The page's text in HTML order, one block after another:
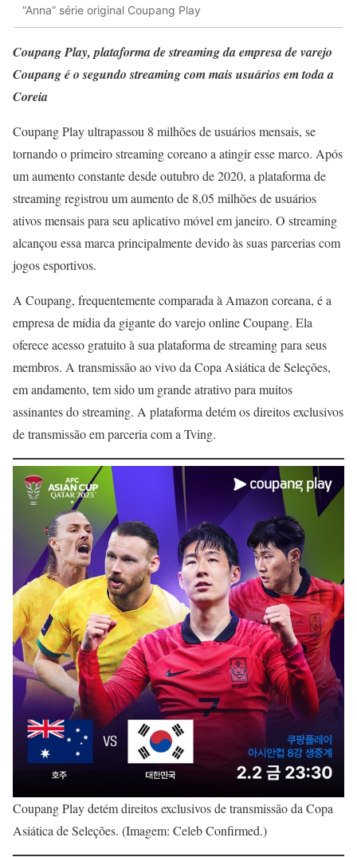
“Anna” série original Coupang Play
Coupang Play, plataforma de streaming da empresa de varejo
Coupang é o segundo streaming com mais usuários em toda a
Coreia
Coupang Play ultrapassou 8 milhões de usuários mensais, se
tornando o primeiro streaming coreano a atingir esse marco. Após
um aumento constante desde outubro de 2020, a plataforma de
streaming registrou um aumento de 8,05 milhões de usuários
ativos mensais para seu aplicativo móvel em janeiro. O streaming
alcançou essa marca principalmente devido às suas parcerias com
jogos esportivos.
A Coupang, frequentemente comparada à Amazon coreana, é a
empresa de mídia da gigante do varejo online Coupang. Ela
oferece acesso gratuito à sua plataforma de streaming para seus
membros. A transmissão ao vivo da Copa Asiática de Seleções,
em andamento, tem sido um grande atrativo para muitos
assinantes do streaming. A plataforma detém os direitos exclusivos
de transmissão em parceria com a Tving.
Coupang Play detém direitos exclusivos de transmissão da Copa
Asiática de Seleções. (Imagem: Celeb Confirmed.)